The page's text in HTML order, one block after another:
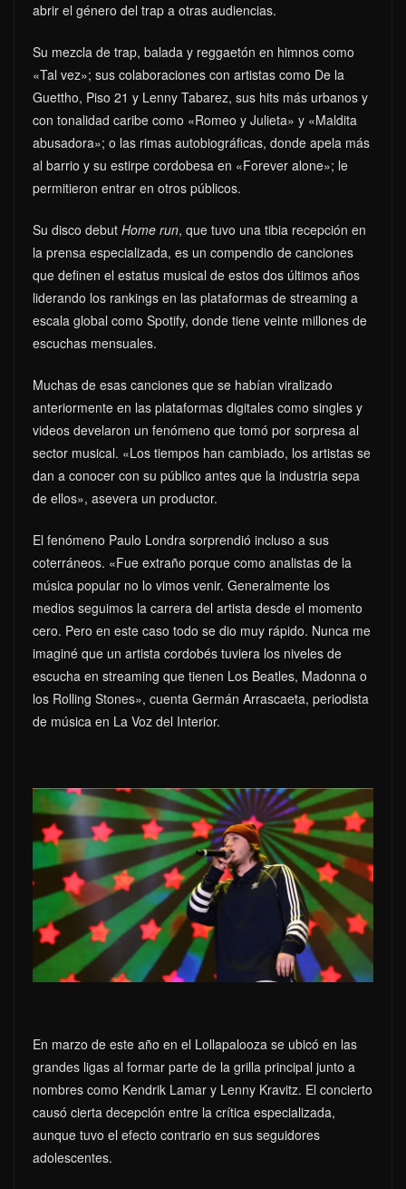
abrir el género del trap a otras audiencias.
Su mezcla de trap, balada y reggaetón en himnos como
«Tal vez»; sus colaboraciones con artistas como De la
Guettho, Piso 21 y Lenny Tabarez, sus hits más urbanos y
con tonalidad caribe como «Romeo y Julieta» y «Maldita
abusadora»; o las rimas autobiográficas, donde apela más
al barrio y su estirpe cordobesa en «Forever alone»; le
permitieron entrar en otros públicos.
Su disco debut Home run, que tuvo una tibia recepción en
la prensa especializada, es un compendio de canciones
que definen el estatus musical de estos dos últimos años
liderando los rankings en las plataformas de streaming a
escala global como Spotify, donde tiene veinte millones de
escuchas mensuales.
Muchas de esas canciones que se habían viralizado
anteriormente en las plataformas digitales como singles y
videos develaron un fenómeno que tomó por sorpresa al
sector musical. «Los tiempos han cambiado, los artistas se
dan a conocer con su público antes que la industria sepa
de ellos», asevera un productor.
El fenómeno Paulo Londra sorprendió incluso a sus
coterráneos. «Fue extraño porque como analistas de la
música popular no lo vimos venir. Generalmente los
medios seguimos la carrera del artista desde el momento
cero. Pero en este caso todo se dio muy rápido. Nunca me
imaginé que un artista cordobés tuviera los niveles de
escucha en streaming que tienen Los Beatles, Madonna o
los Rolling Stones», cuenta Germán Arrascaeta, periodista
de música en La Voz del Interior.
En marzo de este año en el Lollapalooza se ubicó en las
grandes ligas al formar parte de la grilla principal junto a
nombres como Kendrik Lamar y Lenny Kravitz. El concierto
causó cierta decepción entre la crítica especializada,
aunque tuvo el efecto contrario en sus seguidores
adolescentes.